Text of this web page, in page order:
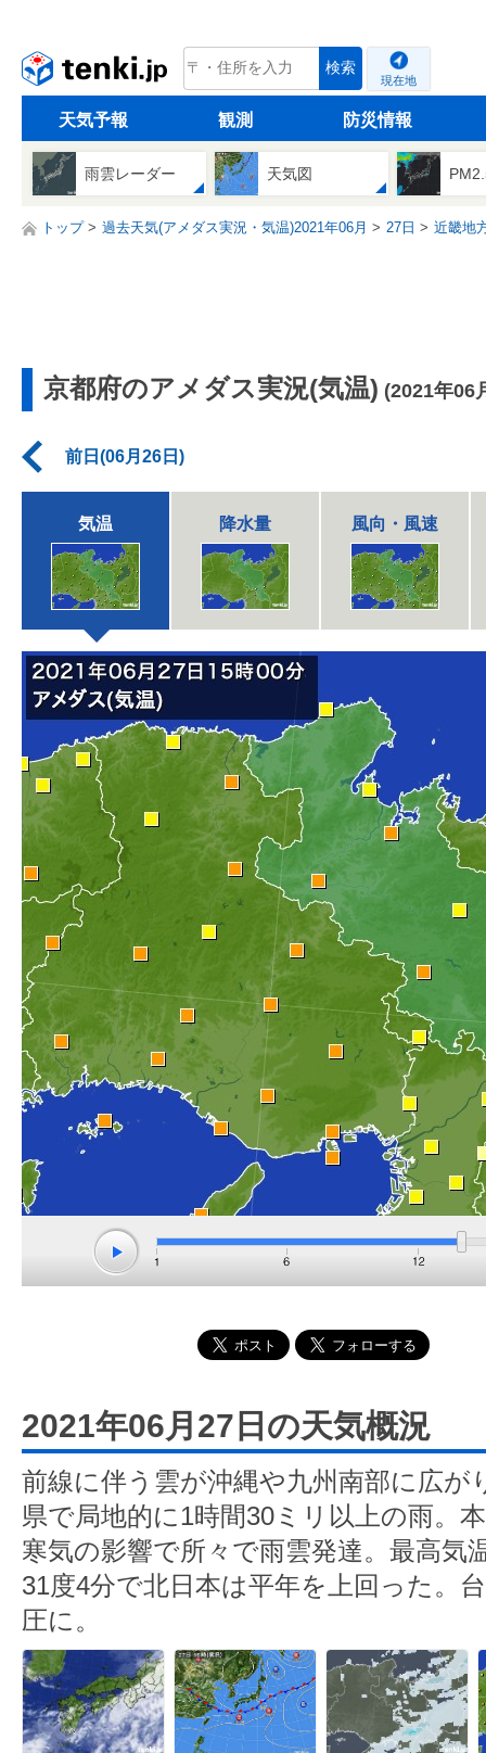
tenki.jp 検索
現在地
天気予報 観測 防災情報
雨雲レーダー 天気図
トップ 過去天気(アメダス実況・気温)2021年06月 27日 近畿地
京都府のアメダス実況(気温) (2021年06
前日(06月26日)
気温 降水量 風向・風速
2021年06月27日の天気概況
前線に伴う雲が沖縄や九州南部に広が
県で局地的に1時間30ミリ以上の雨。
寒気の影響で所々で雨雲発達。最高気
31度4分で北日本は平年を上回った。
圧に。